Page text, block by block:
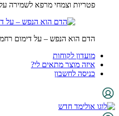
פטריות וצמחי מרפא לשמירה
הדם הוא הנפש – על דימום
מועדון לקוחות
איזה מוצר מתאים לי?
כניסה לחשבון